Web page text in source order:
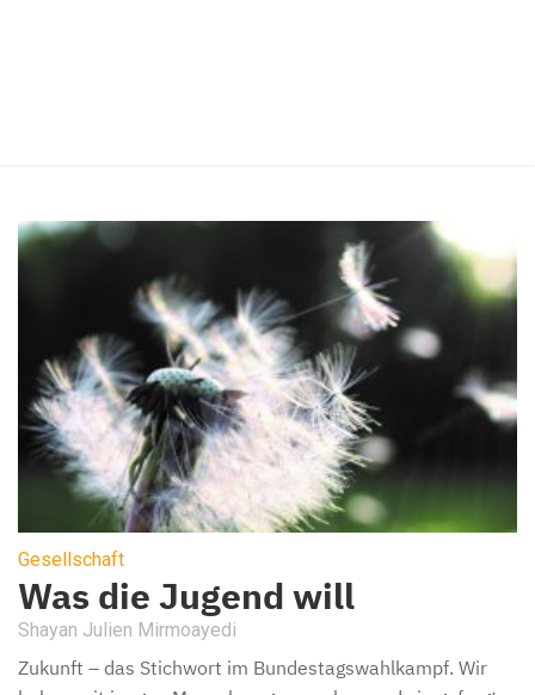
Gesellschaft
Was die Jugend will
Shayan Julien Mirmoayedi
Zukunft – das Stichwort im Bundestagswahlkampf. Wir